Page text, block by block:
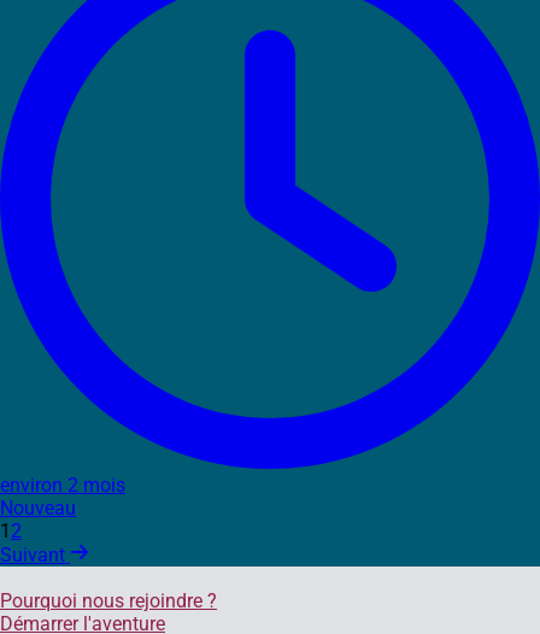
environ 2 mois
Nouveau
1 2
Suivant
Pourquoi nous rejoindre ?
Démarrer l'aventure